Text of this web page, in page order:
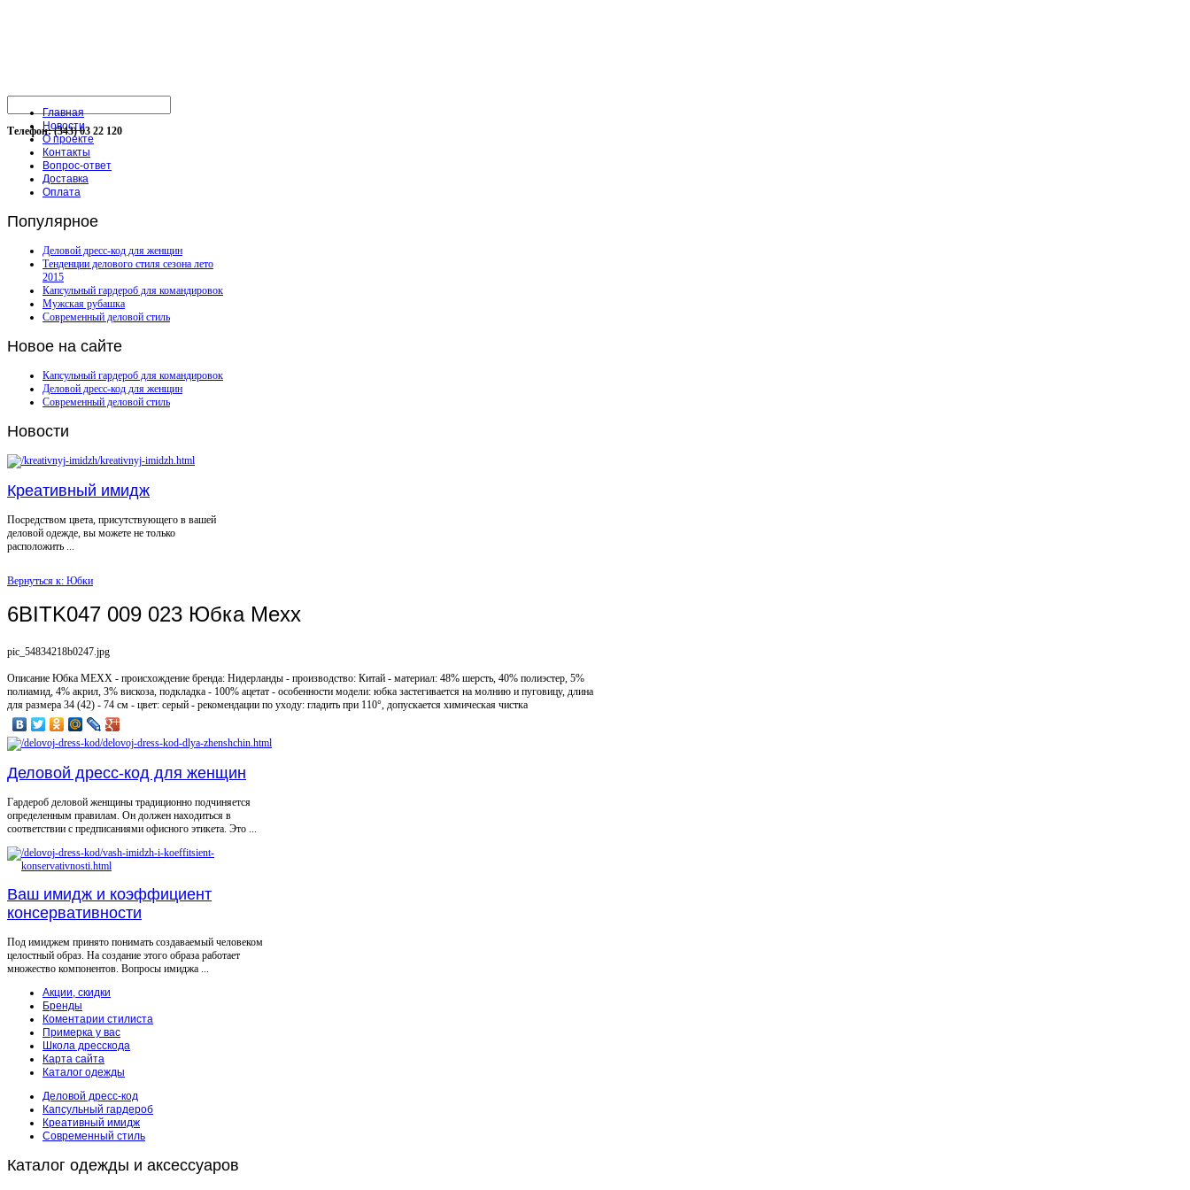
Телефон: (343) 03 22 120
Главная
Новости
О проекте
Контакты
Вопрос-ответ
Доставка
Оплата
Популярное
Деловой дресс-код для женщин
Тенденции делового стиля сезона лето
2015
Капсульный гардероб для командировок
Мужская рубашка
Современный деловой стиль
Новое на сайте
Капсульный гардероб для командировок
Деловой дресс-код для женщин
Современный деловой стиль
Новости
Креативный имидж
Посредством цвета, присутствующего в вашей
деловой одежде, вы можете не только
расположить ...
Вернуться к: Юбки
6BITK047 009 023 Юбка Mexx
pic_54834218b0247.jpg
Описание Юбка MEXX - происхождение бренда: Нидерланды - производство: Китай - материал: 48% шерсть, 40% полиэстер, 5%
полиамид, 4% акрил, 3% вискоза, подкладка - 100% ацетат - особенности модели: юбка застегивается на молнию и пуговицу, длина
для размера 34 (42) - 74 см - цвет: серый - рекомендации по уходу: гладить при 110°, допускается химическая чистка
Деловой дресс-код для женщин
Гардероб деловой женщины традиционно подчиняется
определенным правилам. Он должен находиться в
соответствии с предписаниями офисного этикета. Это ...
Ваш имидж и коэффициент
консервативности
Под имиджем принято понимать создаваемый человеком
целостный образ. На создание этого образа работает
множество компонентов. Вопросы имиджа ...
Акции, скидки
Бренды
Коментарии стилиста
Примерка у вас
Школа дресскода
Карта сайта
Каталог одежды
Деловой дресс-код
Капсульный гардероб
Креативный имидж
Современный стиль
Каталог одежды и аксессуаров